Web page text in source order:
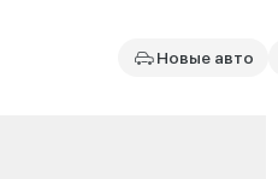
Новые авто